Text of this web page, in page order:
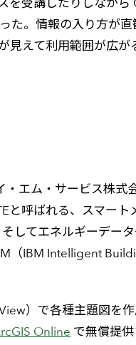
を受講したりしながら
た。情報の入り方が
見えて利用範囲が広
・エム・サービス株式
と呼ばれる、スマート
してエネルギーデー
（IBM Intelligent
）で各種主題図を
Online で無償提